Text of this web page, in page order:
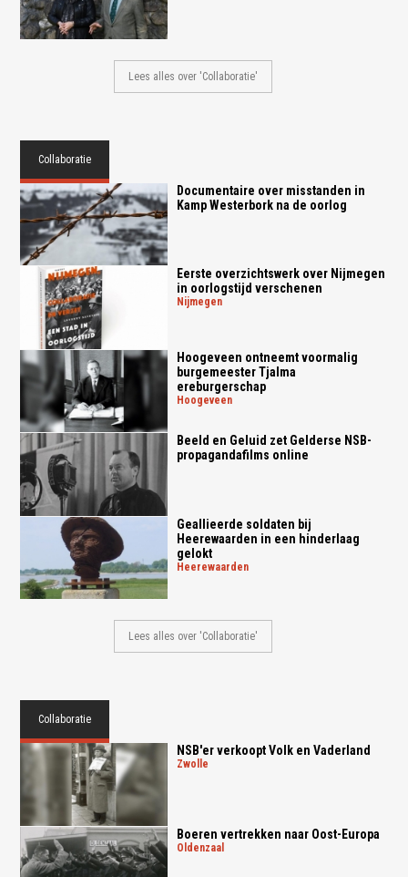
Lees alles over 'Collaboratie'
Collaboratie
Documentaire over misstanden in
Kamp Westerbork na de oorlog
Eerste overzichtswerk over Nijmegen
in oorlogstijd verschenen
nijmegen
Hoogeveen ontneemt voormalig
burgemeester Tjalma
ereburgerschap
hoogeveen
Beeld en Geluid zet Gelderse NSB-
propagandafilms online
Geallieerde soldaten bij
Heerewaarden in een hinderlaag
gelokt
heerewaarden
Lees alles over 'Collaboratie'
Collaboratie
NSB'er verkoopt Volk en Vaderland
zwolle
Boeren vertrekken naar Oost-Europa
oldenzaal